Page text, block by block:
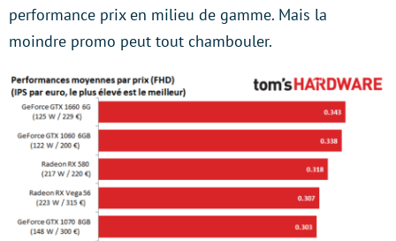
performance prix en milieu de gamme. Mais la
moindre promo peut tout chambouler.